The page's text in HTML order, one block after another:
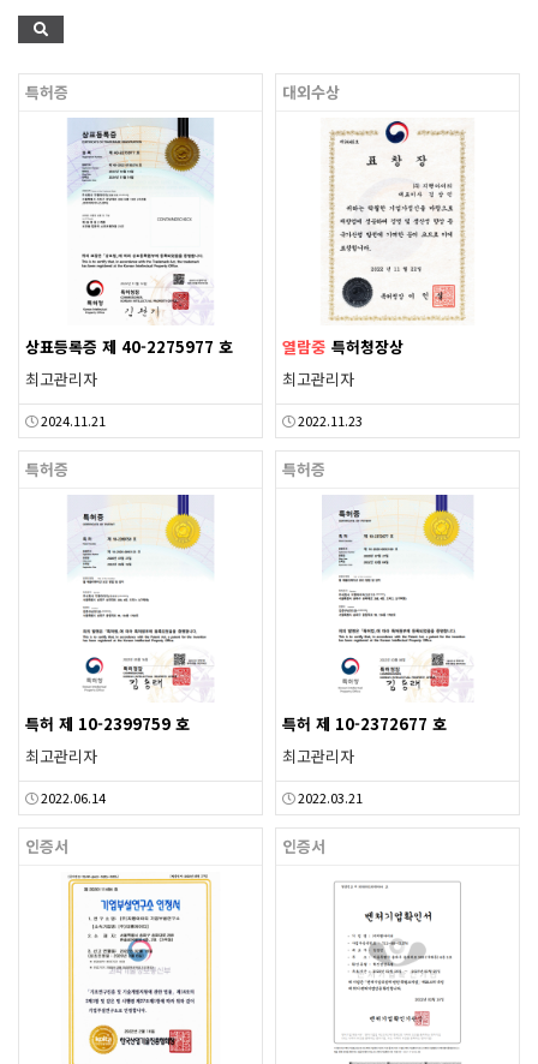
특허증
상표등록증 제 40-2275977 호
최고관리자
2024.11.21
대외수상
열람중 특허청장상
최고관리자
2022.11.23
특허증
특허 제 10-2399759 호
최고관리자
2022.06.14
특허증
특허 제 10-2372677 호
최고관리자
2022.03.21
인증서 인증서